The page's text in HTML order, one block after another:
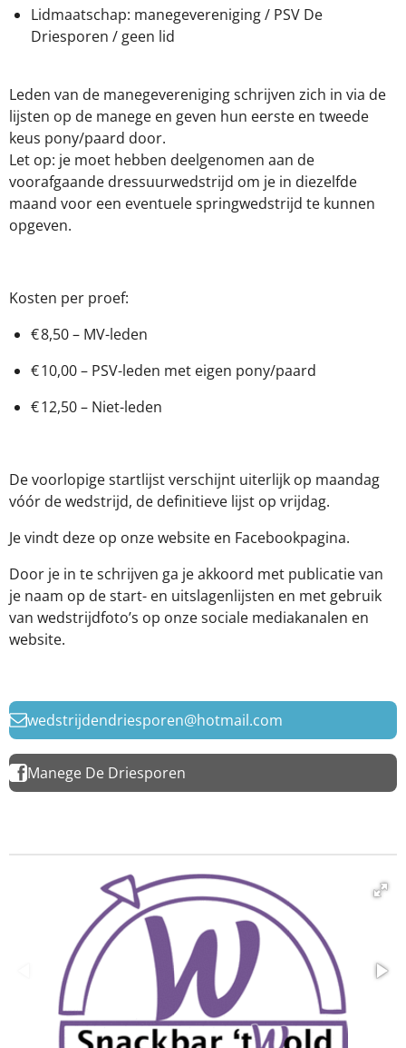
Lidmaatschap: manegevereniging / PSV De
Driesporen / geen lid
Leden van de manegevereniging schrijven zich in via de
lijsten op de manege en geven hun eerste en tweede
keus pony/paard door.
Let op: je moet hebben deelgenomen aan de
voorafgaande dressuurwedstrijd om je in diezelfde
maand voor een eventuele springwedstrijd te kunnen
opgeven.
Kosten per proef:
€ 8,50 – MV-leden
€ 10,00 – PSV-leden met eigen pony/paard
€ 12,50 – Niet-leden
De voorlopige startlijst verschijnt uiterlijk op maandag
vóór de wedstrijd, de definitieve lijst op vrijdag.
Je vindt deze op onze website en Facebookpagina.
Door je in te schrijven ga je akkoord met publicatie van
je naam op de start- en uitslagenlijsten en met gebruik
van wedstrijdfoto’s op onze sociale mediakanalen en
website.
wedstrijdendriesporen@hotmail.com
Manege De Driesporen